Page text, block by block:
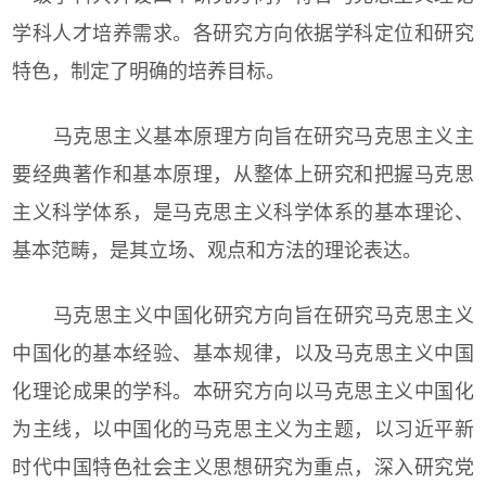
学科人才培养需求。各研究方向依据学科定位和研究
特色，制定了明确的培养目标。
马克思主义基本原理方向旨在研究马克思主义主
要经典著作和基本原理，从整体上研究和把握马克思
主义科学体系，是马克思主义科学体系的基本理论、
基本范畴，是其立场、观点和方法的理论表达。
马克思主义中国化研究方向旨在研究马克思主义
中国化的基本经验、基本规律，以及马克思主义中国
化理论成果的学科。本研究方向以马克思主义中国化
为主线，以中国化的马克思主义为主题，以习近平新
时代中国特色社会主义思想研究为重点，深入研究党